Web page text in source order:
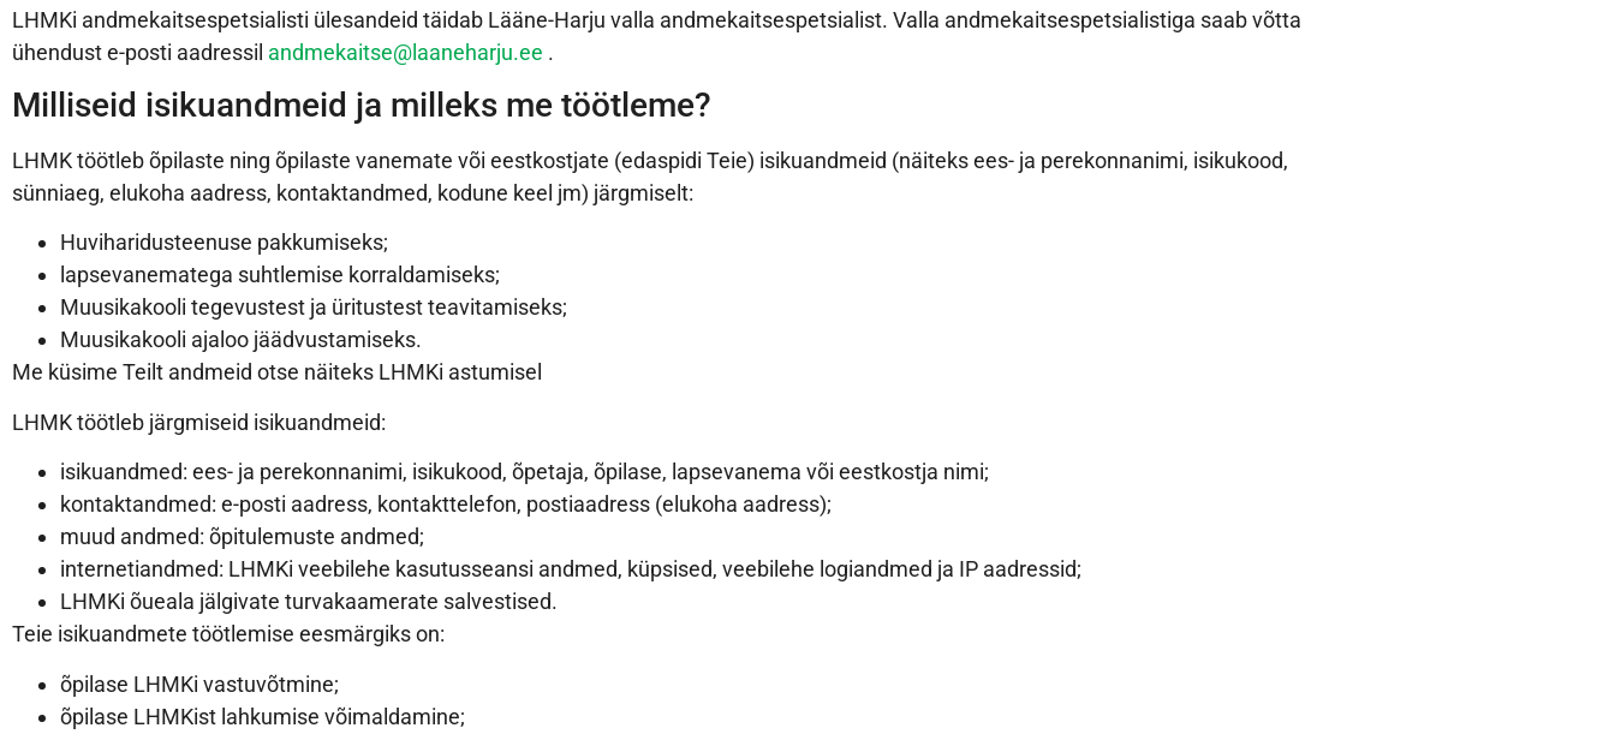
LHMKi andmekaitsespetsialisti ülesandeid täidab Lääne-Harju valla andmekaitsespetsialist. Valla andmekaitsespetsialistiga saab võtta
ühendust e-posti aadressil andmekaitse@laaneharju.ee .
Milliseid isikuandmeid ja milleks me töötleme?
LHMK töötleb õpilaste ning õpilaste vanemate või eestkostjate (edaspidi Teie) isikuandmeid (näiteks ees- ja perekonnanimi, isikukood,
sünniaeg, elukoha aadress, kontaktandmed, kodune keel jm) järgmiselt:
Huviharidusteenuse pakkumiseks;
lapsevanematega suhtlemise korraldamiseks;
Muusikakooli tegevustest ja üritustest teavitamiseks;
Muusikakooli ajaloo jäädvustamiseks.
Me küsime Teilt andmeid otse näiteks LHMKi astumisel
LHMK töötleb järgmiseid isikuandmeid:
isikuandmed: ees- ja perekonnanimi, isikukood, õpetaja, õpilase, lapsevanema või eestkostja nimi;
kontaktandmed: e-posti aadress, kontakttelefon, postiaadress (elukoha aadress);
muud andmed: õpitulemuste andmed;
internetiandmed: LHMKi veebilehe kasutusseansi andmed, küpsised, veebilehe logiandmed ja IP aadressid;
LHMKi õueala jälgivate turvakaamerate salvestised.
Teie isikuandmete töötlemise eesmärgiks on:
õpilase LHMKi vastuvõtmine;
õpilase LHMKist lahkumise võimaldamine;